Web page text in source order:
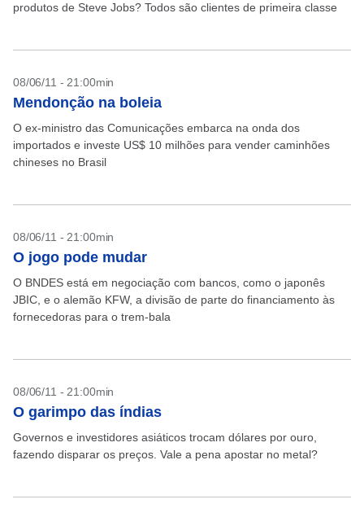
produtos de Steve Jobs? Todos são clientes de primeira classe
08/06/11 - 21:00min
Mendonção na boleia
O ex-ministro das Comunicações embarca na onda dos
importados e investe US$ 10 milhões para vender caminhões
chineses no Brasil
08/06/11 - 21:00min
O jogo pode mudar
O BNDES está em negociação com bancos, como o japonês
JBIC, e o alemão KFW, a divisão de parte do financiamento às
fornecedoras para o trem-bala
08/06/11 - 21:00min
O garimpo das índias
Governos e investidores asiáticos trocam dólares por ouro,
fazendo disparar os preços. Vale a pena apostar no metal?